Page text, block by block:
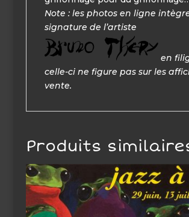
Note : les photos en ligne
signature de l’artiste
en
celle-ci ne figure pas sur les
vente.
Produits